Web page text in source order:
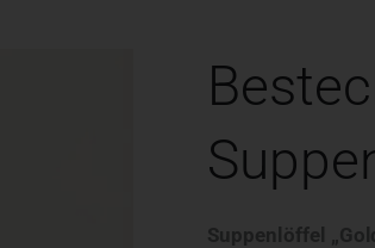
Suppenlöffel